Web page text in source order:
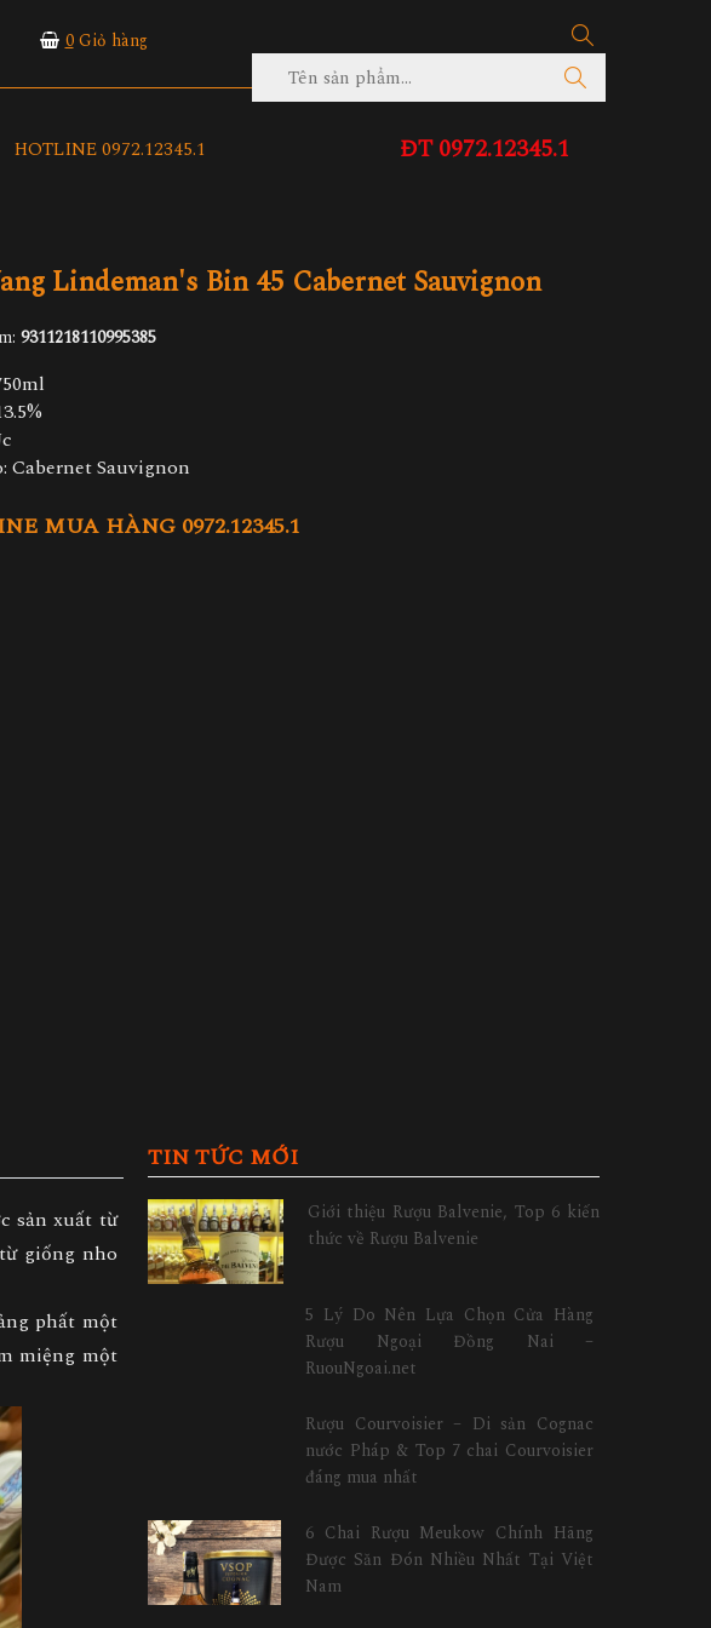
0 Giỏ hàng
HOTLINE 0972.12345.1 ĐT 0972.12345.1
Lindeman's Bin 45 Cabernet Sauvignon
9311218110995385
Cabernet Sauvignon
MUA HÀNG 0972.12345.1
sản xuất từ
giống nho
phất một
miệng một
TIN TỨC MỚI
Giới thiệu Rượu Balvenie, Top 6 kiến
thức về Rượu Balvenie
5 Lý Do Nên Lựa Chọn Cửa Hàng
Rượu Ngoại Đồng Nai –
RuouNgoai.net
Rượu Courvoisier – Di sản Cognac
nước Pháp & Top 7 chai Courvoisier
đáng mua nhất
6 Chai Rượu Meukow Chính Hãng
Được Săn Đón Nhiều Nhất Tại Việt
Nam